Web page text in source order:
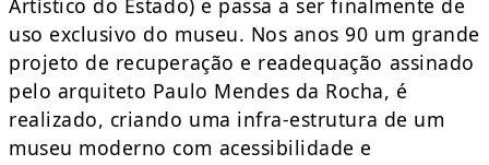
Artístico do Estado) e passa a ser finalmente de
uso exclusivo do museu. Nos anos 90 um grande
projeto de recuperação e readequação assinado
pelo arquiteto Paulo Mendes da Rocha, é
realizado, criando uma infra-estrutura de um
museu moderno com acessibilidade e